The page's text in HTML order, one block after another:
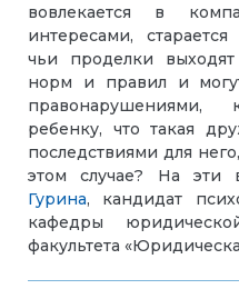
вовлекается в
интересами,
чьи проделки
норм и правил и
ребенку, что такая
последствиями для
этом случае? На эти
Гурина, кандидат
кафедры
факультета